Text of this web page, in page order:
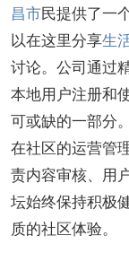
昌市民提供了一
以在这里分享生
讨论。公司通过
本地用户注册和
可或缺的一部分。
在社区的运营管
责内容审核、用
坛始终保持积极
质的社区体验。